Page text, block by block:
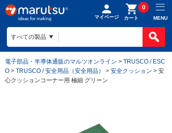
マイページ カート
0
MENU
電子部品・半導体通販のマルツオンライン > TRUSCO / ESC
O > TRUSCO / 安全用品（安全用品） > 安全クッション > 安
心クッションコーナー用 極細 グリーン